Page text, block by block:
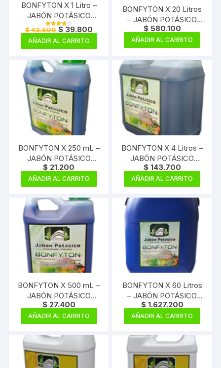
BONFYTON X 1 Litro –
JABÓN POTÁSICO
CONCENTRADO
Valorado
4.00
$43.500 El
precio
original
era:
$ 43.500.
$39.800El
precio
es:
$ 39.800.
AÑADIR AL CARRITO
BONFYTON X 20 Litros
– JABÓN POTÁSICO
CONCENTRADO
$580.100
AÑADIR AL CARRITO
BONFYTON X 250 mL –
JABÓN POTÁSICO
CONCENTRADO
$ 21.200
AÑADIR AL CARRITO
BONFYTON X 4 Litros –
JABÓN POTÁSICO
CONCENTRADO
$143.700
AÑADIR AL CARRITO
BONFYTON X 500 mL –
JABÓN POTÁSICO
CONCENTRADO
$27.400
AÑADIR AL CARRITO
BONFYTON X 60 Litros
– JABÓN POTÁSICO
CONCENTRADO
$1.627.200
AÑADIR AL CARRITO